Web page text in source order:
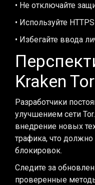
• Не отключайте
• Используйте
• Избегайте ввода
Kraken Tor
Разработчики
улучшением сети
внедрение новых
трафика, что
блокировок.
Следите за
проверенные